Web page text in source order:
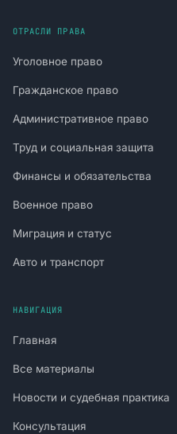
ОТРАСЛИ ПРАВА
Уголовное право
Гражданское право
Административное право
Труд и социальная защита
Финансы и обязательства
Военное право
Миграция и статус
Авто и транспорт
НАВИГАЦИЯ
Главная
Все материалы
Новости и судебная практика
Консультация